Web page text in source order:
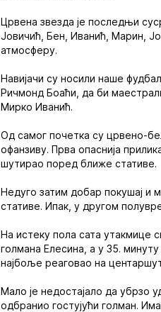
Црвена звезда је последњи
Јовичић, Бен, Иванић, Марин,
атмосферу.
Навијачи су носили наше
Ричмонд Боаћи, да би
Мирко Иванић.
Од самог почетка су црвено-
офанзиву. Прва опаснија
шутирао поред ближе стативе.
Недуго затим добар покушај и
стативе. Ипак, у другом
На истеку пола сата утакмице
голмана Елесина, а у 35. минуту
најбоље реаговао на
Мало је недостајало да убрзо
одбранио гостујући голман.